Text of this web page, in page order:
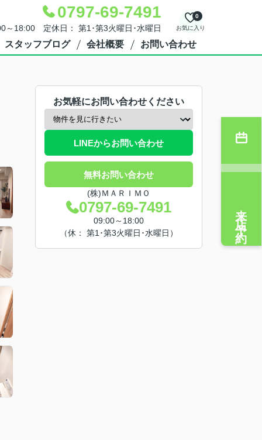
0797-69-7491
～18:00 定休日： 第1･第3火曜日･水曜日 お気に入り
0
スタッフブログ 会社概要 お問い合わせ
お気軽にお問い合わせください
LINEからお問い合わせ
無料お問い合わせ
(株)ＭＡＲＩＭＯ
0797-69-7491
09:00～18:00
（休： 第1･第3火曜日･水曜日）
来店予約